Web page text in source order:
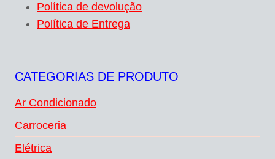
Política de devolução
Política de Entrega
CATEGORIAS DE PRODUTO
Ar Condicionado
Carroceria
Elétrica